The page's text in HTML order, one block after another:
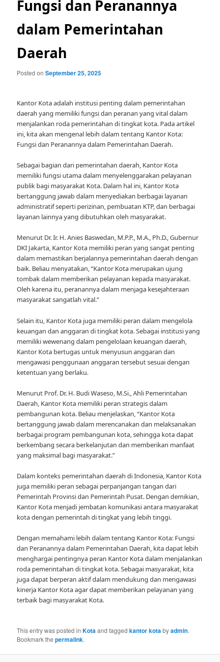
Fungsi dan Peranannya
dalam Pemerintahan
Daerah
Posted onSeptember 25, 2025
Kantor Kota adalah institusi penting dalam pemerintahan
daerah yang memiliki fungsi dan peranan yang vital dalam
menjalankan roda pemerintahan di tingkat kota. Pada artikel
ini, kita akan mengenal lebih dalam tentang Kantor Kota:
Fungsi dan Peranannya dalam Pemerintahan Daerah.
Sebagai bagian dari pemerintahan daerah, Kantor Kota
memiliki fungsi utama dalam menyelenggarakan pelayanan
publik bagi masyarakat Kota. Dalam hal ini, Kantor Kota
bertanggung jawab dalam menyediakan berbagai layanan
administratif seperti perizinan, pembuatan KTP, dan berbagai
layanan lainnya yang dibutuhkan oleh masyarakat.
Menurut Dr. Ir. H. Anies Baswedan, M.P.P., M.A., Ph.D., Gubernur
DKI Jakarta, Kantor Kota memiliki peran yang sangat penting
dalam memastikan berjalannya pemerintahan daerah dengan
baik. Beliau menyatakan, “Kantor Kota merupakan ujung
tombak dalam memberikan pelayanan kepada masyarakat.
Oleh karena itu, peranannya dalam menjaga kesejahteraan
masyarakat sangatlah vital.”
Selain itu, Kantor Kota juga memiliki peran dalam mengelola
keuangan dan anggaran di tingkat kota. Sebagai institusi yang
memiliki wewenang dalam pengelolaan keuangan daerah,
Kantor Kota bertugas untuk menyusun anggaran dan
mengawasi penggunaan anggaran tersebut sesuai dengan
ketentuan yang berlaku.
Menurut Prof. Dr. H. Budi Waseso, M.Si., Ahli Pemerintahan
Daerah, Kantor Kota memiliki peran strategis dalam
pembangunan kota. Beliau menjelaskan, “Kantor Kota
bertanggung jawab dalam merencanakan dan melaksanakan
berbagai program pembangunan kota, sehingga kota dapat
berkembang secara berkelanjutan dan memberikan manfaat
yang maksimal bagi masyarakat.”
Dalam konteks pemerintahan daerah di Indonesia, Kantor Kota
juga memiliki peran sebagai perpanjangan tangan dari
Pemerintah Provinsi dan Pemerintah Pusat. Dengan demikian,
Kantor Kota menjadi jembatan komunikasi antara masyarakat
kota dengan pemerintah di tingkat yang lebih tinggi.
Dengan memahami lebih dalam tentang Kantor Kota: Fungsi
dan Peranannya dalam Pemerintahan Daerah, kita dapat lebih
menghargai pentingnya peran Kantor Kota dalam menjalankan
roda pemerintahan di tingkat kota. Sebagai masyarakat, kita
juga dapat berperan aktif dalam mendukung dan mengawasi
kinerja Kantor Kota agar dapat memberikan pelayanan yang
terbaik bagi masyarakat Kota.
This entry was posted inKotaand taggedkantor kotabyadmin.
Bookmark thepermalink.